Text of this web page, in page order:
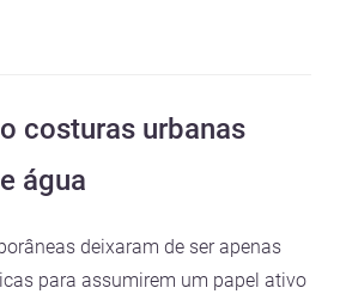
costuras urbanas
água
deixaram de ser apenas
para assumirem um papel ativo